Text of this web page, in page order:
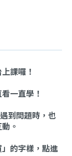
課囉！
一直學！
到問題時，也
。
的字樣，點進